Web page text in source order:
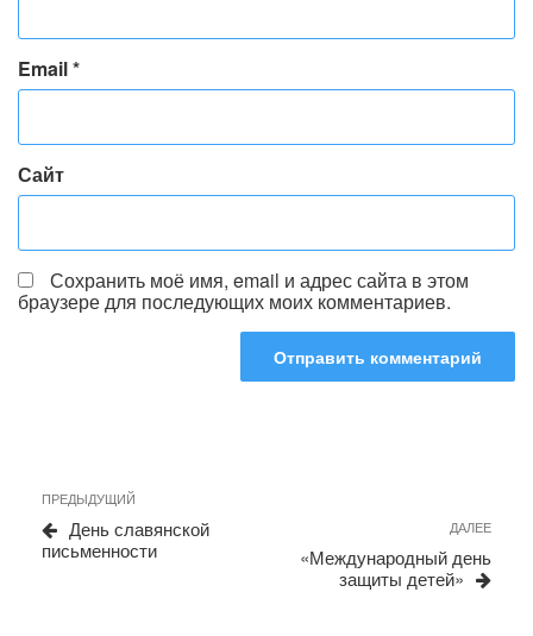
Email*
Сайт
Сохранить моё имя, email и адрес сайта в этом
браузере для последующих моих комментариев.
Навигация
по
записям
Предыдущая
запись
ПРЕДЫДУЩИЙ
День славянской
письменности
ДАЛЕЕ
«Международный день
защиты детей»